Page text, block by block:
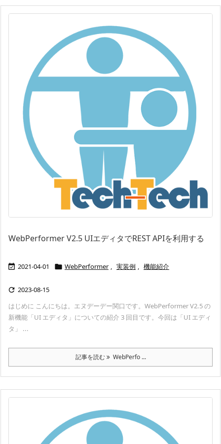
WebPerformer V2.5 UIエディタでREST APIを利用する
 2021-04-01  WebPerformer , 実装例 , 機能紹介
 2023-08-15
はじめに こんにちは。エヌデーデー関口です。WebPerformer V2.5 の
新機能「UI エディタ」についての紹介 3 回目です。今回は「UI エディ
タ」 ...
記事を読む WebPerfo ...